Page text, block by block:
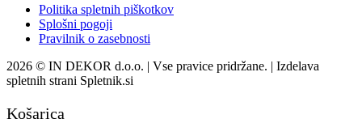
Politika spletnih piškotkov
Splošni pogoji
Pravilnik o zasebnosti
2026 © IN DEKOR d.o.o. | Vse pravice pridržane. | Izdelava
spletnih strani Spletnik.si
Košarica